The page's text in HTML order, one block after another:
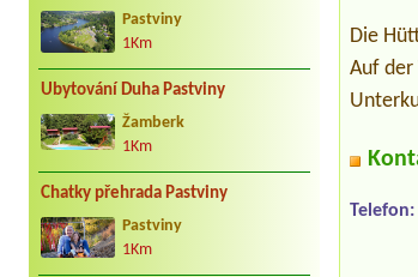
Pastviny
1Km
Ubytování Duha Pastviny
Žamberk
1Km
Chatky přehrada Pastviny
Pastviny
1Km
Die
Auf der
Telefon: